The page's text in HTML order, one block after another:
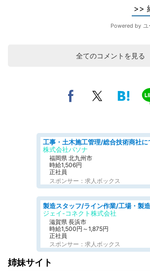
全てのコメントを見る
株式会社パソナ
福岡県 北九州市
時給1,506円
正社員
スポンサー：求人ボックス
ジェイ-コネクト株式会社
滋賀県 長浜市
時給1,500円～1,875円
正社員
スポンサー：求人ボックス
姉妹サイト